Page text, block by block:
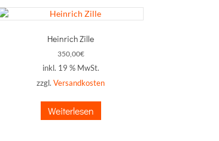
Heinrich Zille
350,00€
inkl. 19 % MwSt.
zzgl.Versandkosten
Weiterlesen